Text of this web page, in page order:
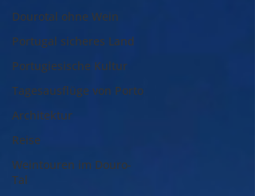
Dourotal ohne Wein
Portugal sicheres Land
Portugiesische Kultur
Tagesausflüge von Porto
Architektur
Reise
Weintouren im Douro-
Tal